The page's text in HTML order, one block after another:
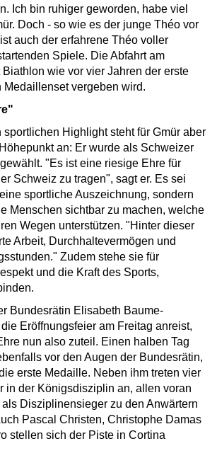
Ich bin ruhiger geworden, habe viel
Doch - so wie es der junge Théo vor
auch der erfahrene Théo voller
Spiele. Die Abfahrt am
wie vor vier Jahren der erste
Medaillenset vergeben wird.
sportlichen Highlight steht für Gmür aber
an: Er wurde als Schweizer
"Es ist eine riesige Ehre für
Schweiz zu tragen", sagt er. Es sei
sportliche Auszeichnung, sondern
Menschen sichtbar zu machen, welche
Wegen unterstützen. "Hinter dieser
Arbeit, Durchhaltevermögen und
Zudem stehe sie für
und die Kraft des Sports,
Bundesrätin Elisabeth Baume-
Eröffnungsfeier am Freitag anreist,
nun also zuteil. Einen halben Tag
vor den Augen der Bundesrätin,
erste Medaille. Neben ihm treten vier
in der Königsdisziplin an, allen voran
Disziplinensieger zu den Anwärtern
Pascal Christen, Christophe Damas
stellen sich der Piste in Cortina